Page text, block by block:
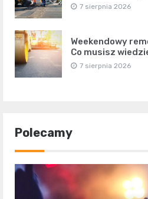
7 sierpnia 2026
Weekendowy
Co musisz
7 sierpnia 2026
Polecamy